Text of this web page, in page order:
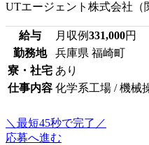
UTエージェント株式会社（
給与 月収例331,000円
勤務地
兵庫県 福崎町
寮・社宅 あり
仕事内容 化学系工場 / 機械
＼最短45秒で完了／
応募へ進む